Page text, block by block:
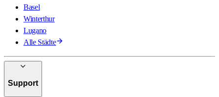
Basel
Winterthur
Lugano
Alle Städte
Support